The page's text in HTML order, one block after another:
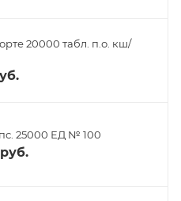
20000 табл. п.о. кш/
25000 ЕД № 100